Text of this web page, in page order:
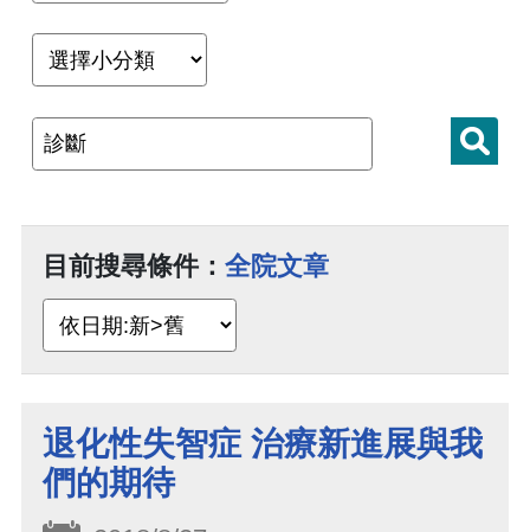
目前搜尋條件： 全院文章
退化性失智症 治療新進展與我
們的期待